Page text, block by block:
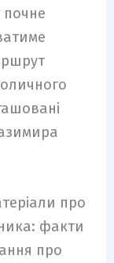
про
факти
про